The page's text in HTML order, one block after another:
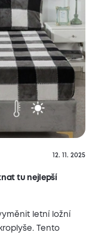
12. 11. 2025
tu nejlepší
letní ložní
Tento